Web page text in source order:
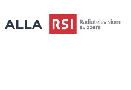
ALLA